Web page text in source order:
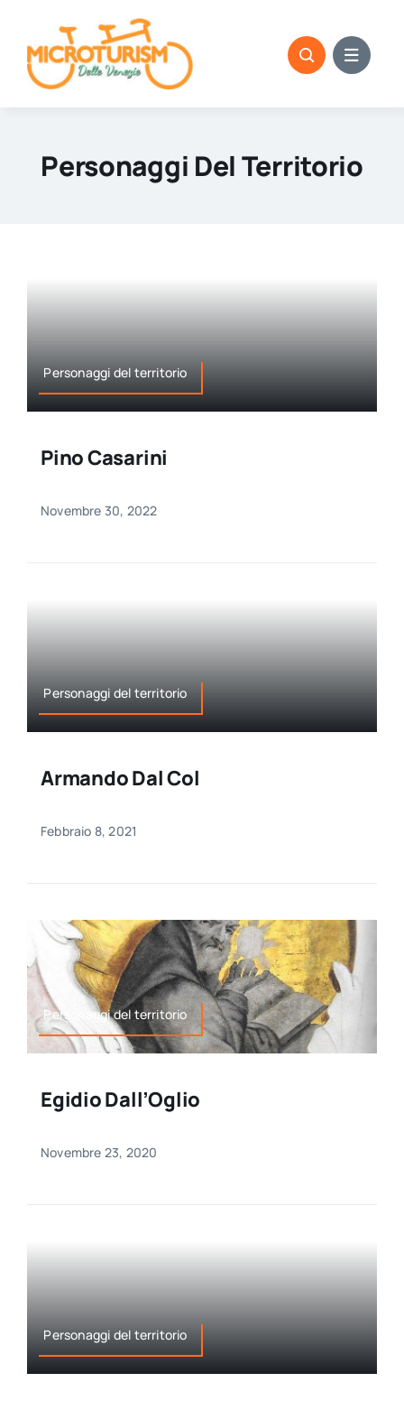
content
Personaggi Del Territorio
Personaggi del territorio
Pino Casarini
Novembre 30, 2022
Personaggi del territorio
Armando Dal Col
Febbraio 8, 2021
Personaggi del territorio
Egidio Dall’Oglio
Novembre 23, 2020
Personaggi del territorio